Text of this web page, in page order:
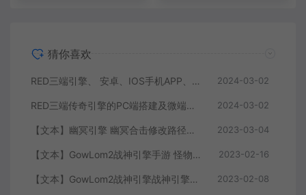
猜你喜欢
RED三端引擎、 安卓、IOS手机APP、列表修改、及微端的搭建方法-特约制作 2024-03-02
RED三端传奇引擎的PC端搭建及微端服务器搭建教程 2024-03-02
【文本】幽冥引擎 幽冥合击修改路径大全 部分注释介绍 2023-03-04
【文本】GowLom2战神引擎手游 怪物部分攻击代码 2023-02-16
【文本】GowLom2战神引擎战神引擎复古传奇 玩家属性 2023-02-08